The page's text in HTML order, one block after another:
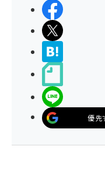
優先